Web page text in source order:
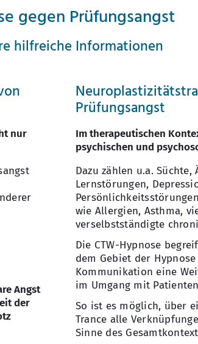
gegen Prüfungsangst
hilfreiche Informationen
nur
Angst
der
Prüfungsangst
Im therapeutischen
psychischen und
Dazu zählen u.a.
Lernstörungen,
wie Allergien, Asthma,
verselbstständigte
Die CTW-Hypnose
dem Gebiet der
Kommunikation eine
im Umgang mit
So ist es möglich, über
Trance alle
Sinne des